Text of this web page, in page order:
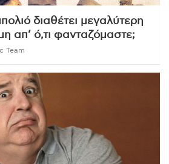
διαθέτει μεγαλύτερη
απ’ ό,τι φανταζόμαστε;
Team